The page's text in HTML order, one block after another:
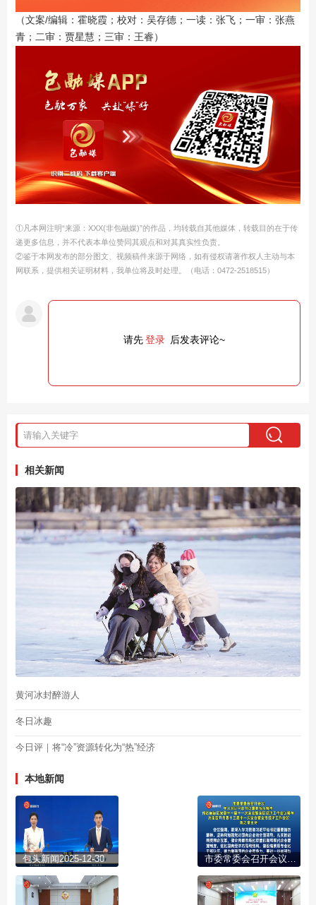
（文案/编辑：霍晓霞；校对：吴存德；一读：张飞；一审：张燕
青；二审：贾星慧；三审：王睿）
①凡本网注明“来源：XXX(非包融媒)”的作品，均转载自其他媒体，转载目的在于传
递更多信息，并不代表本单位赞同其观点和对其真实性负责。
②鉴于本网发布的部分图文、视频稿件来源于网络，如有侵权请著作权人主动与本
网联系，提供相关证明材料，我单位将及时处理。（电话：0472-2518515）
请先登录 后发表评论~
相关新闻
黄河冰封醉游人
冬日冰趣
今日评｜将“冷”资源转化为“热”经济
本地新闻
包头新闻2025-12-30 市委常委会召开会议 学习习近平总书记重要指示精神 传达自治区党委十一届十一次全会暨全区经济工作会议精神 决定召开市委十三届十一次全会暨全市经济工作会议 陈之常主持